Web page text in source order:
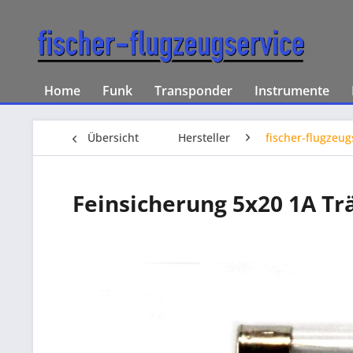
Home Funk Transponder Instrumente
Übersicht Hersteller fischer-
Feinsicherung 5x20 1A